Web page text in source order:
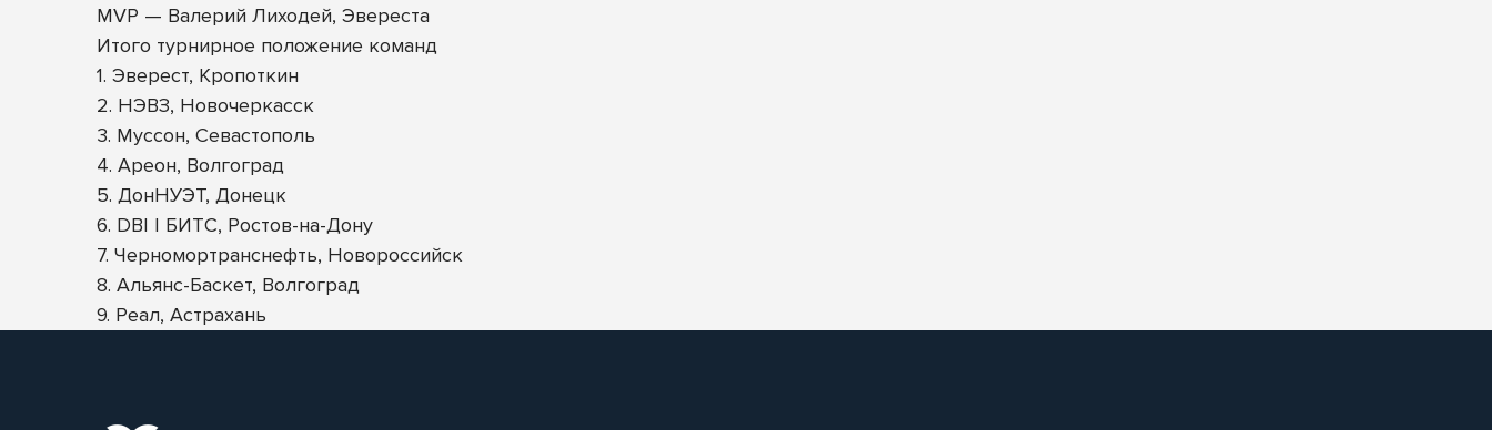
MVP — Валерий Лиходей, Эвереста
Итого турнирное положение команд
1. Эверест, Кропоткин
2. НЭВЗ, Новочеркасск
3. Муссон, Севастополь
4. Ареон, Волгоград
5. ДонНУЭТ, Донецк
6. DBI | БИТС, Ростов-на-Дону
7. Черномортранснефть, Новороссийск
8. Альянс-Баскет, Волгоград
9. Реал, Астрахань